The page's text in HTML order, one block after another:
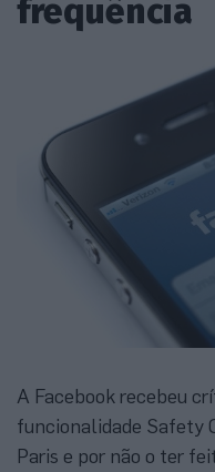
frequência
A Facebook recebeu
funcionalidade Safety
Paris e por não o ter